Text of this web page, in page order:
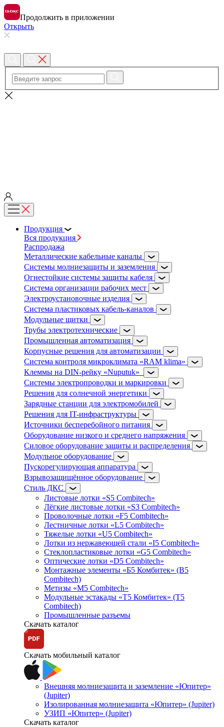
Продолжить в приложении
Открыть
Продукция
Вся продукция
Распродажа
Металлические кабельные каналы
Системы молниезащиты и заземления
Огнестойкие системы защиты кабеля
Система организации рабочих мест
Электроустановочные изделия
Система пластиковых кабель-каналов
Модульные щитки
Трубы электротехнические
Промышленная автоматизация
Корпусные решения для автоматизации
Система контроля микроклимата «RAM klima»
Клеммы на DIN-рейку «Nuputuk»
Системы электропроводки и маркировки
Решения для солнечной энергетики
Зарядные станции для электромобилей
Решения для IT-инфраструктуры
Источники бесперебойного питания
Оборудование низкого и среднего напряжения
Силовое оборудование защиты и распределения
Модульное оборудование
Пускорегулирующая аппаратура
Взрывозащищённое оборудование
Стиль ДКС
Листовые лотки «S5 Combitech»
Лёгкие листовые лотки «S3 Combitech»
Проволочные лотки «F5 Combitech»
Лестничные лотки «L5 Combitech»
Тяжелые лотки «U5 Combitech»
Лотки из нержавеющей стали «I5 Combitech»
Стеклопластиковые лотки «G5 Combitech»
Оптические лотки «D5 Combitech»
Монтажные элементы «Б5 Комбитек» (B5
Combitech)
Метизы «M5 Combitech»
Модульные эстакады «Т5 Комбитек» (T5
Combitech)
Промышленные разъемы
Скачать каталог
Скачать мобильный каталог
Внешняя молниезащита и заземление «Юпитер»
(Jupiter)
Изолированная молниезащита «Юпитер» (Jupiter)
УЗИП «Юпитер» (Jupiter)
Скачать каталог